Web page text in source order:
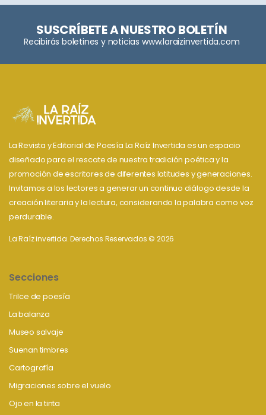
SUSCRÍBETE A NUESTRO BOLETÍN
Recibirás boletines y noticias www.laraizinvertida.com
La Revista y Editorial de Poesía La Raíz Invertida es un espacio
diseñado para el rescate de nuestra tradición poética y la
promoción de escritores de diferentes latitudes y generaciones.
Invitamos a los lectores a generar un continuo diálogo desde la
creación literaria y la lectura, considerando la palabra como voz
perdurable.
La Raíz invertida. Derechos Reservados © 2026
Secciones
Trilce de poesía
La balanza
Museo salvaje
Suenan timbres
Cartografía
Migraciones sobre el vuelo
Ojo en la tinta